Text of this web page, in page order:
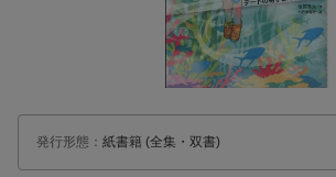
発行形態 ： 紙書籍 (全集・双書)